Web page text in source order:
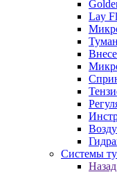
Lay
Системы
Назад